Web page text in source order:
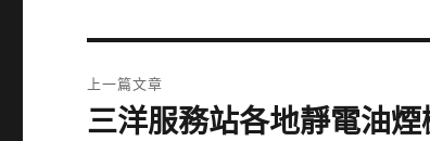
章
上一篇文章
上
三洋服務站各地靜電油